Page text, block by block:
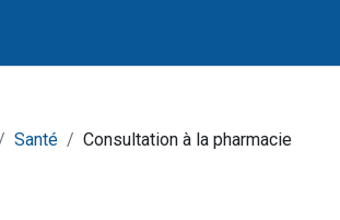
Santé Consultation à la pharmacie